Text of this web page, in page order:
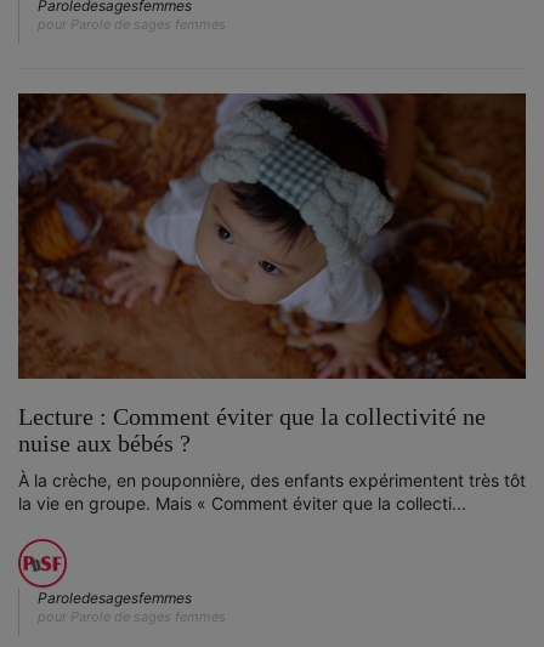
Paroledesagesfemmes
pour Parole de sages femmes
Lecture : Comment éviter que la collectivité ne
nuise aux bébés ?
À la crèche, en pouponnière, des enfants expérimentent très tôt
la vie en groupe. Mais « Comment éviter que la collecti...
Paroledesagesfemmes
pour Parole de sages femmes